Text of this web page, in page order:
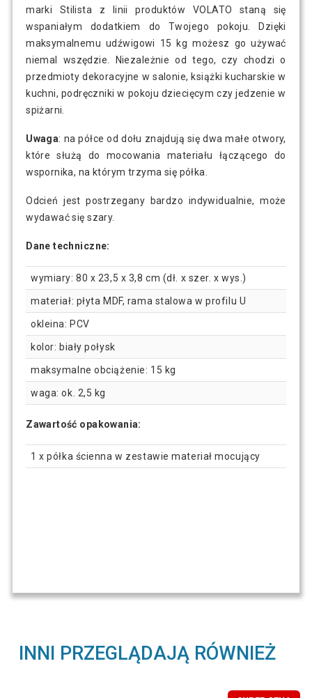
marki Stilista z linii produktów VOLATO staną się
wspaniałym dodatkiem do Twojego pokoju. Dzięki
maksymalnemu udźwigowi 15 kg możesz go używać
niemal wszędzie. Niezależnie od tego, czy chodzi o
przedmioty dekoracyjne w salonie, książki kucharskie w
kuchni, podręczniki w pokoju dziecięcym czy jedzenie w
spiżarni.
Uwaga: na półce od dołu znajdują się dwa małe otwory,
które służą do mocowania materiału łączącego do
wspornika, na którym trzyma się półka.
Odcień jest postrzegany bardzo indywidualnie, może
wydawać się szary.
Dane techniczne:
wymiary: 80 x 23,5 x 3,8 cm (dł. x szer. x wys.)
materiał: płyta MDF, rama stalowa w profilu U
okleina: PCV
kolor: biały połysk
maksymalne obciążenie: 15 kg
waga: ok. 2,5 kg
Zawartość opakowania:
1 x półka ścienna w zestawie materiał mocujący
INNI PRZEGLĄDAJĄ RÓWNIEŻ